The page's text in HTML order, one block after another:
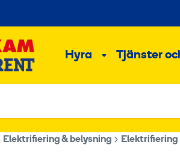
Hyra Undermeny
Tjänster
Elektrifiering & belysning Elektrifiering